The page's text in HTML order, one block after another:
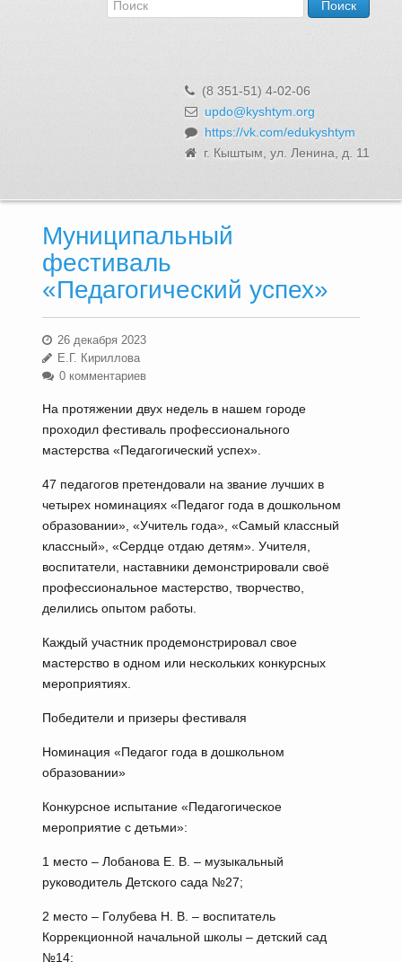
(8 351-51) 4-02-06
updo@kyshtym.org
https://vk.com/edukyshtym
г. Кыштым, ул. Ленина, д. 11
Об Управлении
Муниципальная служба и вакансии
Информационные системы, реестры и банки данных
Закупки для муниципальных нужд
Использование бюджетных средств
Муниципальный
фестиваль
«Педагогический успех»
26 декабря 2023
Е.Г. Кириллова
0 комментариев
На протяжении двух недель в нашем городе
проходил фестиваль профессионального
мастерства «Педагогический успех».
47 педагогов претендовали на звание лучших в
четырех номинациях «Педагог года в дошкольном
образовании», «Учитель года», «Самый классный
классный», «Сердце отдаю детям». Учителя,
воспитатели, наставники демонстрировали своё
профессиональное мастерство, творчество,
делились опытом работы.
Каждый участник продемонстрировал свое
мастерство в одном или нескольких конкурсных
мероприятиях.
Победители и призеры фестиваля
Номинация «Педагог года в дошкольном
образовании»
Конкурсное испытание «Педагогическое
мероприятие с детьми»:
1 место – Лобанова Е. В. – музыкальный
руководитель Детского сада №27;
2 место – Голубева Н. В. – воспитатель
Коррекционной начальной школы – детский сад
№14;